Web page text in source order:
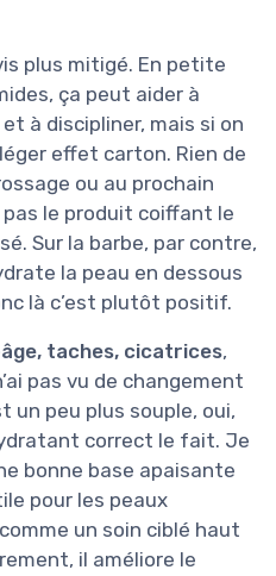
plus mitigé. En petite
ça peut aider à
à discipliner, mais si on
effet carton. Rien de
ou au prochain
pas le produit coiffant le
Sur la barbe, par contre,
la peau en dessous
là c’est plutôt positif.
taches, cicatrices,
pas vu de changement
un peu plus souple, oui,
correct le fait. Je
bonne base apaisante
pour les peaux
un soin ciblé haut
il améliore le